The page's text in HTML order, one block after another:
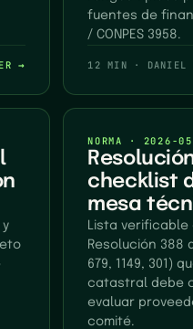
→
fuentes de
/ CONPES 3958.
12 MIN · DANIEL
NORMA · 2026-
checklist
mesa
Lista verificable
Resolución 388
679, 1149, 301)
catastral debe
evaluar
comité.